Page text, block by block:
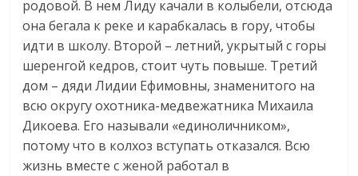
родовой. В нем Лиду качали в колыбели, отсюда
она бегала к реке и карабкалась в гору, чтобы
идти в школу. Второй – летний, укрытый с горы
шеренгой кедров, стоит чуть повыше. Третий
дом – дяди Лидии Ефимовны, знаменитого на
всю округу охотника-медвежатника Михаила
Дикоева. Его называли «единоличником»,
потому что в колхоз вступать отказался. Всю
жизнь вместе с женой работал в